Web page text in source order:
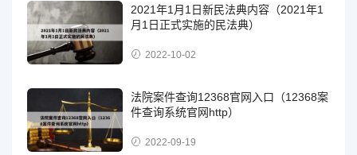
2021年1月1日新民法典内容（2021年1
月1日正式实施的民法典）
2022-10-02
法院案件查询12368官网入口（12368案
件查询系统官网http）
2022-09-19